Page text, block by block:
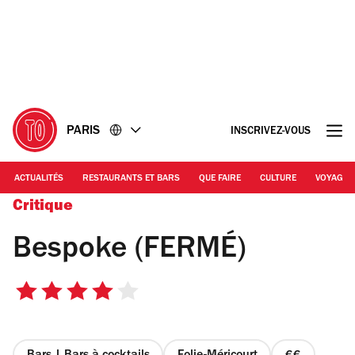
PARIS INSCRIVEZ-VOUS
ACTUALITÉS RESTAURANTS ET BARS QUE FAIRE CULTURE VOYAGE
Critique
Bespoke (FERMÉ)
4